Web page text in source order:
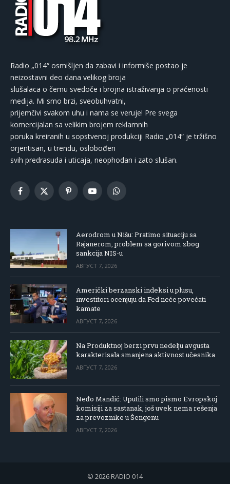
Radio „014“ osmišljen da zabavi i informiše postao je
neizostavni deo dana velikog broja
slušalaca o čemu svedoče i brojna istraživanja o praćenosti
medija. Mi smo brzi, sveobuhvatni,
prijemčivi svakom uhu i nama se veruje! Pre svega
komercijalan sa velikim brojem reklamnih
poruka kreiranih u sopstvenoj produkciji Radio „014“ je tržišno
orjentisan, u trendu, oslobođen
svih predrasuda i uticaja, neophodan i zato slušan.
Facebook
X
PinterestYouTubeWhatsApp
Aerodrom u Nišu: Pratimo situaciju sa
Rajanerom, problem sa gorivom zbog
sankcija NIS-u
АВГУСТ 7, 2026
Američki berzanski indeksi u plusu,
investitori ocenjuju da Fed neće povećati
kamate
АВГУСТ 7, 2026
Na Produktnoj berzi prvu nedelju avgusta
karakterisala smanjena aktivnost učesnika
АВГУСТ 7, 2026
Neđo Mandić: Uputili smo pismo Evropskoj
komisiji za sastanak, još uvek nema rešenja
za prevoznike u Šengenu
АВГУСТ 7, 2026
© 2026 RADIO 014